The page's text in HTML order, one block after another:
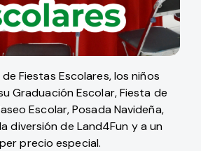
Fiestas Escolares, los niños
Graduación Escolar, Fiesta de
Escolar, Posada Navideña,
diversión de Land4Fun y a un
precio especial.